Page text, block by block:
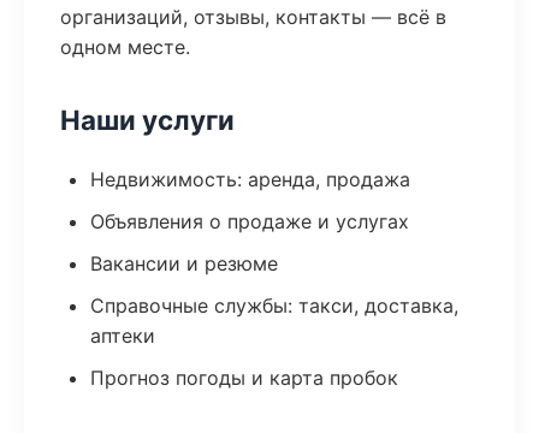
организаций, отзывы, контакты — всё в
одном месте.
Наши услуги
Недвижимость: аренда, продажа
Объявления о продаже и услугах
Вакансии и резюме
Справочные службы: такси, доставка,
аптеки
Прогноз погоды и карта пробок